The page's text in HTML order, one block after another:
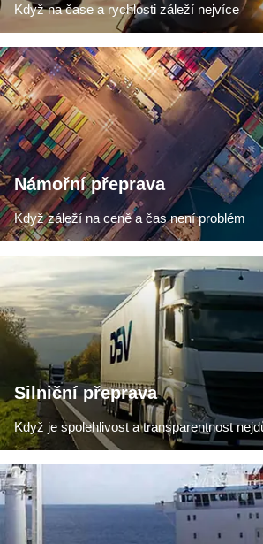
Když na čase a rychlosti záleží nejvíce
Námořní přeprava
Když záleží na ceně a čas není problém
Silniční přeprava
Když je spolehlivost a transparentnost